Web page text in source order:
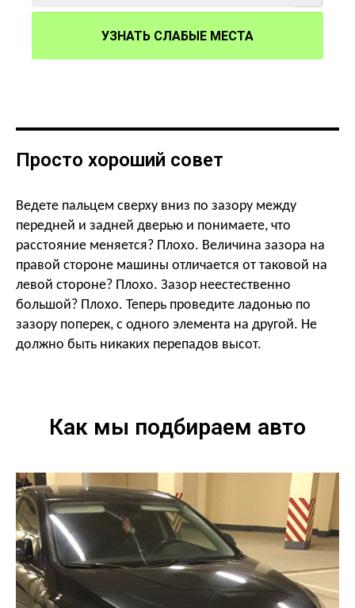
УЗНАТЬ СЛАБЫЕ МЕСТА
Просто хороший совет
Ведете пальцем сверху вниз по зазору между
передней и задней дверью и понимаете, что
расстояние меняется? Плохо. Величина зазора на
правой стороне машины отличается от таковой на
левой стороне? Плохо. Зазор неестественно
большой? Плохо. Теперь проведите ладонью по
зазору поперек, с одного элемента на другой. Не
должно быть никаких перепадов высот.
Как мы подбираем авто